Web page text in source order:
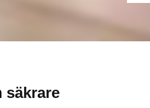
säkrare